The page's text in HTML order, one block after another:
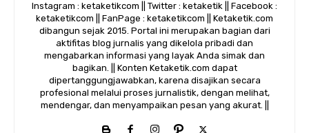
Instagram : ketaketikcom || Twitter : ketaketik || Facebook :
ketaketikcom || FanPage : ketaketikcom || Ketaketik.com
dibangun sejak 2015. Portal ini merupakan bagian dari
aktifitas blog jurnalis yang dikelola pribadi dan
mengabarkan informasi yang layak Anda simak dan
bagikan. || Konten Ketaketik.com dapat
dipertanggungjawabkan, karena disajikan secara
profesional melalui proses jurnalistik, dengan melihat,
mendengar, dan menyampaikan pesan yang akurat. ||